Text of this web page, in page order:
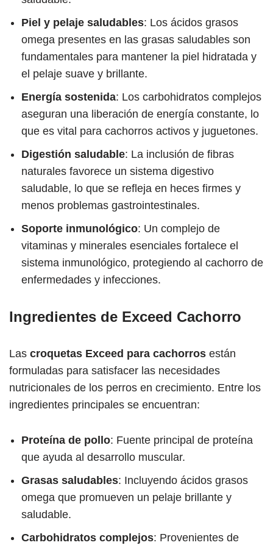
Piel y pelaje saludables: Los ácidos grasos
omega presentes en las grasas saludables son
fundamentales para mantener la piel hidratada y
el pelaje suave y brillante.
Energía sostenida: Los carbohidratos complejos
aseguran una liberación de energía constante, lo
que es vital para cachorros activos y juguetones.
Digestión saludable: La inclusión de fibras
naturales favorece un sistema digestivo
saludable, lo que se refleja en heces firmes y
menos problemas gastrointestinales.
Soporte inmunológico: Un complejo de
vitaminas y minerales esenciales fortalece el
sistema inmunológico, protegiendo al cachorro de
enfermedades y infecciones.
Ingredientes de Exceed Cachorro
Las croquetas Exceed para cachorros están
formuladas para satisfacer las necesidades
nutricionales de los perros en crecimiento. Entre los
ingredientes principales se encuentran:
Proteína de pollo: Fuente principal de proteína
que ayuda al desarrollo muscular.
Grasas saludables: Incluyendo ácidos grasos
omega que promueven un pelaje brillante y
saludable.
Carbohidratos complejos: Provenientes de